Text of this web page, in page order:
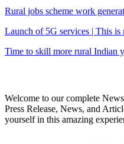
Rural jobs scheme work
Launch of 5G services | This
Time to skill more rural Indian
Welcome to our complete
Press Release, News, and
yourself in this amazing